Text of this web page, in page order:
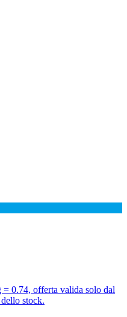
= 0.74, offerta valida solo dal
stock.